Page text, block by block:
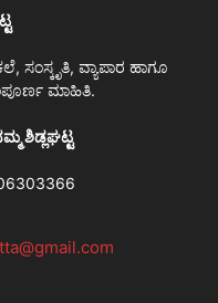
ಸಂಸ್ಕೃತಿ, ವ್ಯಾಪಾರ ಹಾಗೂ
ಮಾಹಿತಿ.
ಶಿಡ್ಲಘಟ್ಟ